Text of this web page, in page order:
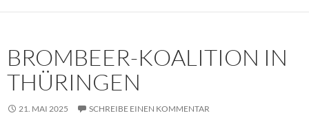
BROMBEER-KOALITION IN
THÜRINGEN
21. MAI 2025 SCHREIBE EINEN KOMMENTAR